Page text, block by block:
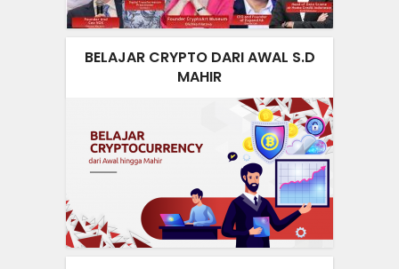
BELAJAR CRYPTO DARI AWAL S.D
MAHIR